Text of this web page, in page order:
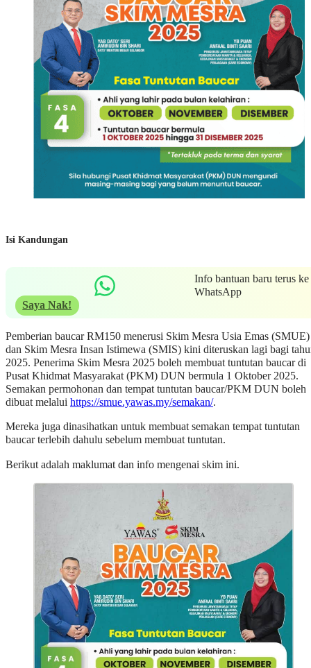
Isi Kandungan
Info bantuan baru terus ke
WhatsApp
Saya Nak!
Pemberian baucar RM150 menerusi Skim Mesra Usia Emas (SMUE)
dan Skim Mesra Insan Istimewa (SMIS) kini diteruskan lagi bagi
2025. Penerima Skim Mesra 2025 boleh membuat tuntutan baucar di
Pusat Khidmat Masyarakat (PKM) DUN bermula 1 Oktober 2025.
Semakan permohonan dan tempat tuntutan baucar/PKM DUN boleh
dibuat melalui https://smue.yawas.my/semakan/.
Mereka juga dinasihatkan untuk membuat semakan tempat tuntutan
baucar terlebih dahulu sebelum membuat tuntutan.
Berikut adalah maklumat dan info mengenai skim ini.